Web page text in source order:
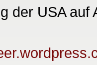
der USA